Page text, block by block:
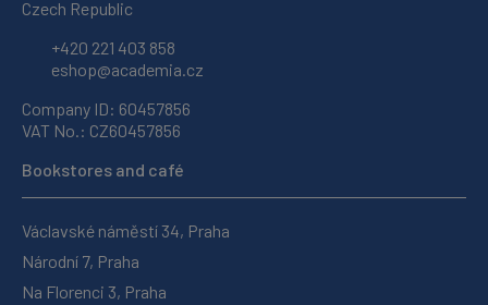
Czech Republic
+420 221 403 858
eshop@academia.cz
Company ID: 60457856
VAT No.: CZ60457856
Bookstores and café
Václavské náměstí 34, Praha
Národní 7, Praha
Na Florenci 3, Praha